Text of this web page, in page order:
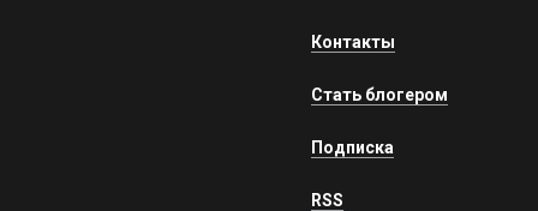
Контакты
Стать блогером
Подписка
RSS